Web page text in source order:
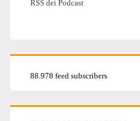
RSS dei Podcast
88.978 feed subscribers